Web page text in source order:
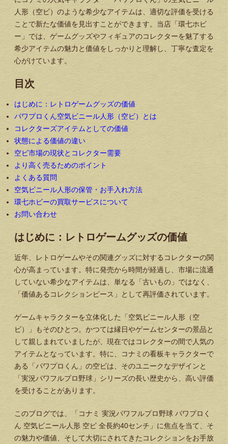
人形（空ビ）のような希少なアイテムは、適切な評価を受ける
ことで新たな価値を見出すことができます。当店「環七ホビ
ー」では、ゲームグッズやフィギュアのコレクターを魅了する
希少アイテムの魅力と価値をしっかりと理解し、丁寧な査定を
心がけています。
目次
はじめに：レトロゲームグッズの価値
パワプロくん空気ビニール人形（空ビ）とは
コレクターズアイテムとしての価値
状態による価値の違い
空ビ市場の現状とコレクター需要
より高く売るためのポイント
よくある質問
空気ビニール人形の保管・お手入れ方法
環七ホビーの買取サービスについて
お問い合わせ
はじめに：レトロゲームグッズの価値
近年、レトロゲームやその関連グッズに対するコレクターの関
心が高まっています。特に発売から時間が経過し、市場に流通
していない希少なアイテムは、単なる「古いもの」ではなく、
「価値あるコレクションピース」として再評価されています。
ゲームキャラクターを立体化した「空気ビニール人形（空
ビ）」もそのひとつ。かつては縁日やゲームセンターの景品と
して親しまれていましたが、現在ではコレクターの間で人気の
アイテムとなっています。特に、コナミの看板キャラクターで
ある「パワプロくん」の空ビは、そのユニークなデザインと
「実況パワフルプロ野球」シリーズの長い歴史から、高い評価
を受けることがあります。
このブログでは、「コナミ 実況パワフルプロ野球 パワプロく
ん 空気ビニール人形 空ビ 全長約40センチ」に焦点を当て、そ
の魅力や価値、そして大切にされてきたコレクションをお手放